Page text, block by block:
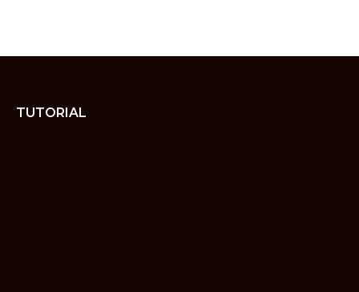
TUTORIAL